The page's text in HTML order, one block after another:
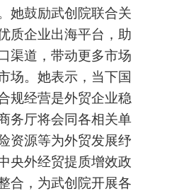
她鼓励武创院联合关
质企业出海平台，助
渠道，带动更多市场
场。她表示，当下国
规经营是外贸企业稳
务厅将会同各相关单
资源等为外贸发展纾
央外经贸提质增效政
合，为武创院开展各